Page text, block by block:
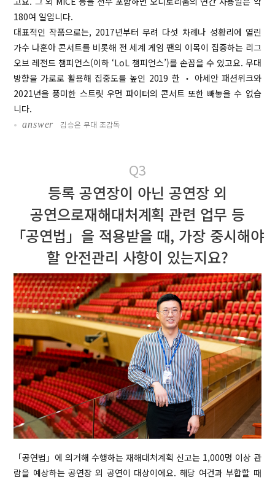
180여 일입니다.
대표적인 작품으로는, 2017년부터 무려 다섯 차례나 성황리에 열린
가수 나훈아 콘서트를 비롯해 전 세계 게임 팬의 이목이 집중하는 리그
오브 레전드 챔피언스(이하 ‘LoL 챔피언스’)를 손꼽을 수 있고요. 무대
방향을 가로로 활용해 집중도를 높인 2019 한 ‧ 아세안 패션위크와
2021년을 풍미한 스트릿 우먼 파이터의 콘서트 또한 빼놓을 수 없습
니다.
• answer 김승은 무대 조감독
Q3
등록 공연장이 아닌 공연장 외
공연으로재해대처계획 관련 업무 등
「공연법」을 적용받을 때, 가장 중시해야
할 안전관리 사항이 있는지요?
「공연법」에 의거해 수행하는 재해대처계획 신고는 1,000명 이상 관
람을 예상하는 공연장 외 공연이 대상이에요. 해당 여건과 부합할 때